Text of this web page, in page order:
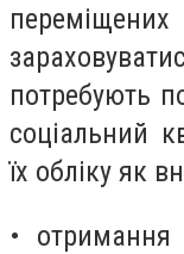
потребують
соціальний
їх обліку як
•